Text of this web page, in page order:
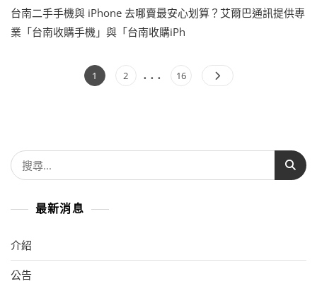
台南二手手機與 iPhone 去哪賣最安心划算？艾爾巴通訊提供專
業「台南收購手機」與「台南收購iPh
文
Page
1 Page
2 ... Page
16
搜
尋
鍵
最新消息
介紹
公告